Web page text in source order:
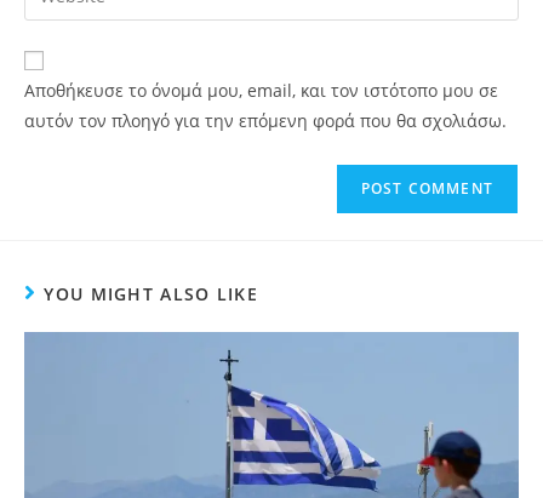
Αποθήκευσε το όνομά μου, email, και τον ιστότοπο μου σε
αυτόν τον πλοηγό για την επόμενη φορά που θα σχολιάσω.
YOU MIGHT ALSO LIKE